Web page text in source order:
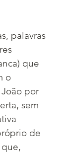
palavras
que
o
por
sem
de